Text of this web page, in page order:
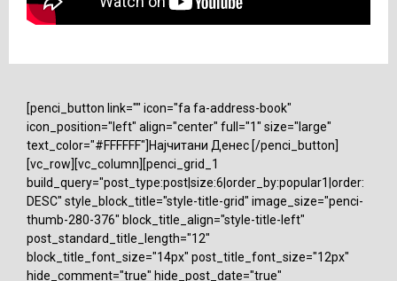
[penci_button link="" icon="fa fa-address-book"
icon_position="left" align="center" full="1" size="large"
text_color="#FFFFFF"]Најчитани Денес [/penci_button]
[vc_row][vc_column][penci_grid_1
build_query="post_type:post|size:6|order_by:popular1|order:
DESC" style_block_title="style-title-grid" image_size="penci-
thumb-280-376" block_title_align="style-title-left"
post_standard_title_length="12"
block_title_font_size="14px" post_title_font_size="12px"
hide_comment="true" hide_post_date="true"